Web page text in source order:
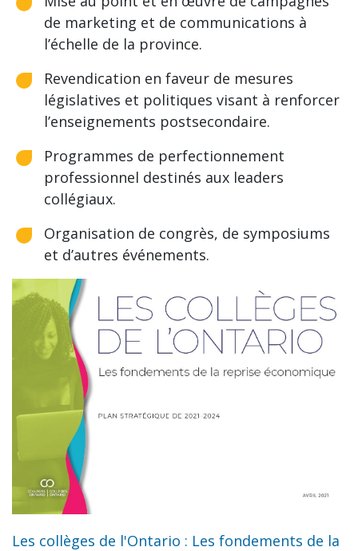
de marketing et de communications à
l’échelle de la province.
Revendication en faveur de mesures
législatives et politiques visant à renforcer
l’enseignements postsecondaire.
Programmes de perfectionnement
professionnel destinés aux leaders
collégiaux.
Organisation de congrès, de symposiums
et d’autres événements.
Les collèges de l'Ontario : Les fondements de la